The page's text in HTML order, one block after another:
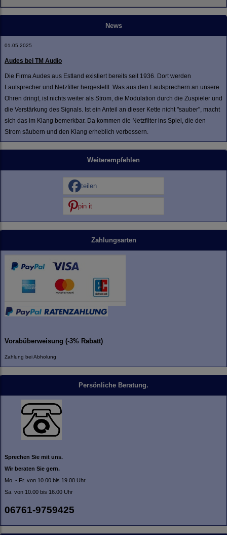
News
01.05.2025
Audes bei TM Audio
Die Firma Audes aus Estland existiert bereits seit 1936. Dort werden
Lautsprecher und Netzfilter hergestellt. Was aus den Lautsprechern an unsere
Ohren dringt, ist nichts weiter als Strom, die Modulation durch die Zuspieler und
die Verstärkung des Signals. Ist ein Anteil an dieser Kette nicht "sauber", macht
sich das im Klang bemerkbar. Da kommen die Netzfilter ins Spiel, die den
Strom säubern und den Klang erheblich verbessern.
Weiterempfehlen
teilen
pin it
Zahlungsarten
Vorabüberweisung (-3% Rabatt)
Zahlung bei Abholung
Persönliche Beratung.
Sprechen Sie mit uns.
Wir beraten Sie gern.
Mo. - Fr. von 10.00 bis 19.00 Uhr.
Sa. von 10.00 bis 16.00 Uhr
06761-9759425